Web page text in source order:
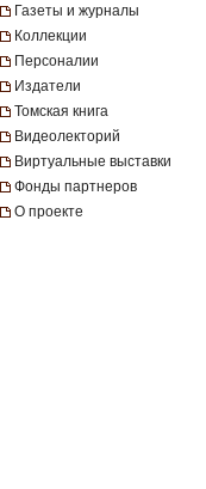
Газеты и журналы
Коллекции
Персоналии
Издатели
Томская книга
Видеолекторий
Виртуальные выставки
Фонды партнеров
О проекте